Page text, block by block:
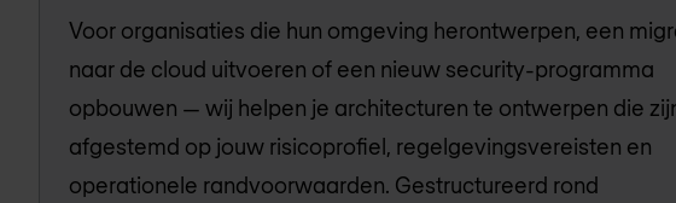
Voor organisaties die hun omgeving herontwerpen, een
naar de cloud uitvoeren of een nieuw security-programma
opbouwen — wij helpen je architecturen te ontwerpen die
afgestemd op jouw risicoprofiel, regelgevingsvereisten en
operationele randvoorwaarden. Gestructureerd rond